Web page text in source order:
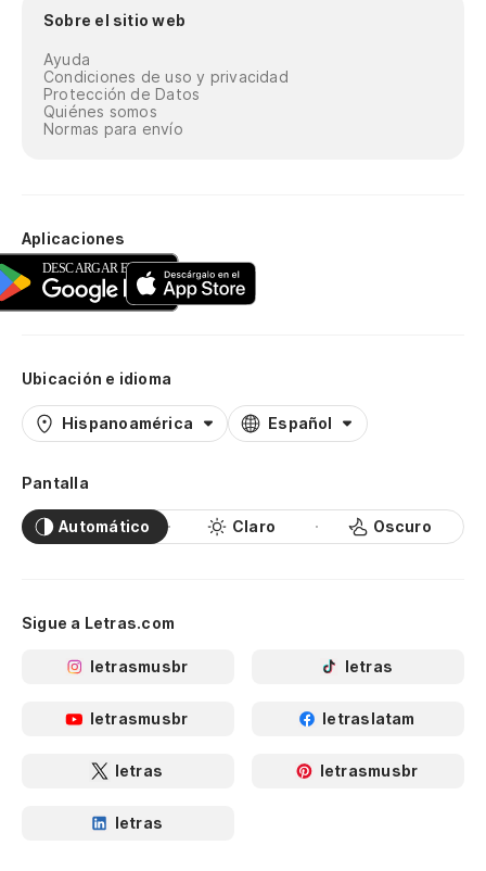
Sobre el sitio web
Ayuda
Condiciones de uso y privacidad
Protección de Datos
Quiénes somos
Normas para envío
Aplicaciones
Ubicación e idioma
Hispanoamérica Español
Pantalla
Automático Claro Oscuro
Sigue a Letras.com
letrasmusbr letras
letrasmusbr letraslatam
letras letrasmusbr
letras